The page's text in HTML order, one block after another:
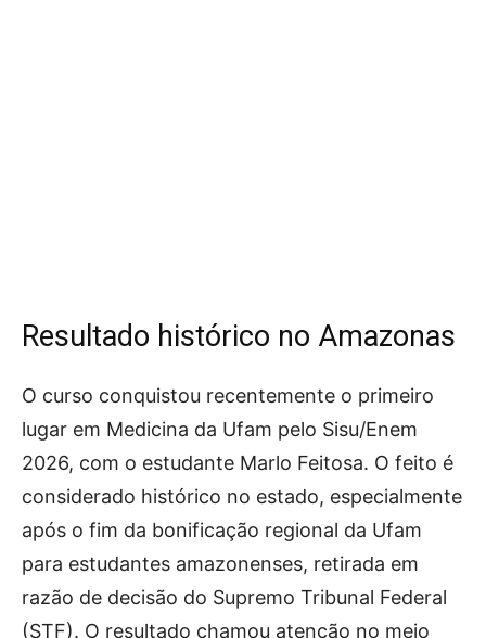
Resultado histórico no Amazonas
O curso conquistou recentemente o primeiro
lugar em Medicina da Ufam pelo Sisu/Enem
2026, com o estudante Marlo Feitosa. O feito é
considerado histórico no estado, especialmente
após o fim da bonificação regional da Ufam
para estudantes amazonenses, retirada em
razão de decisão do Supremo Tribunal Federal
(STF). O resultado chamou atenção no meio